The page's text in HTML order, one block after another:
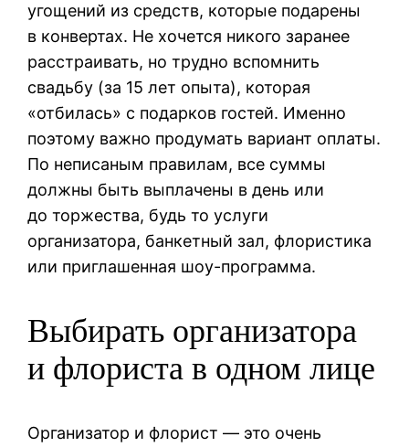
угощений из средств, которые подарены
в конвертах. Не хочется никого заранее
расстраивать, но трудно вспомнить
свадьбу (за 15 лет опыта), которая
«отбилась» с подарков гостей. Именно
поэтому важно продумать вариант оплаты.
По неписаным правилам, все суммы
должны быть выплачены в день или
до торжества, будь то услуги
организатора, банкетный зал, флористика
или приглашенная шоу-программа.
Выбирать организатора
и флориста в одном лице
Организатор и флорист — это очень